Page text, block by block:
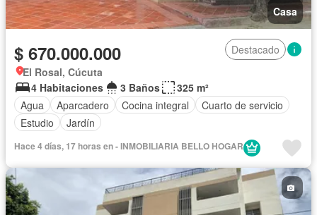
Casa
$ 670.000.000
Destacado
El Rosal, Cúcuta
4 Habitaciones
3 Baños
325 m²
Agua
Aparcadero Cocina integral
Cuarto de servicio
Estudio
Jardín
Hace 4 días, 17 horas en - INMOBILIARIA BELLO HOGAR